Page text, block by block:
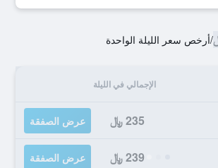
/أرخص سعر الليلة الواحدة
الإجمالي في الليلة
235 ﷼ عرض الصفقة
239 ﷼ عرض الصفقة